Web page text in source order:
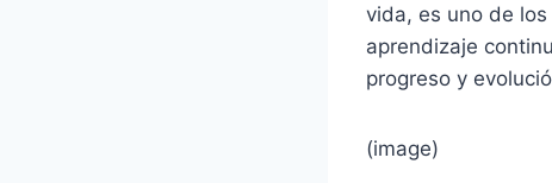
vida, es uno de
aprendizaje
progreso y
(image)